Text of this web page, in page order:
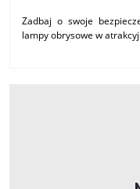
Zadbaj o swoje
lampy obrysowe w